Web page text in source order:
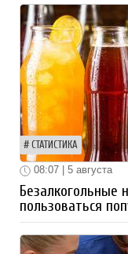
СТАТИСТИКА
08:07 | 5 августа
Безалкогольные
пользоваться